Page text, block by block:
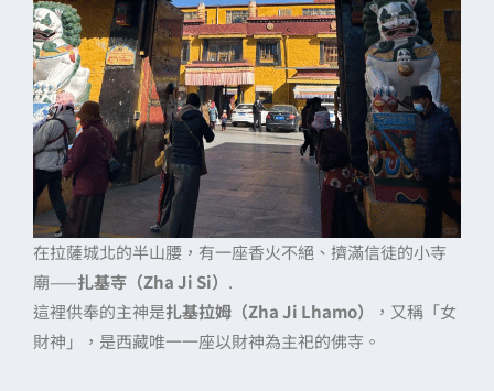
在拉薩城北的半山腰，有一座香火不絕、擠滿信徒的小寺
廟——扎基寺（Zha Ji Si） .
這裡供奉的主神是扎基拉姆（Zha Ji Lhamo）
，又稱「女
財神」，是西藏唯一一座以財神為主祀的佛寺。